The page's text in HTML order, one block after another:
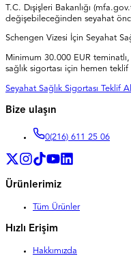
T.C. Dışişleri Bakanlığı
değişebileceğinden seyahat
Schengen Vizesi İçin Seyahat
Minimum 30.000 EUR
sağlık sigortası için hemen teklif
Seyahat Sağlık Sigortası Teklif Al
Bize ulaşın
0(216) 611 25 06
Ürünlerimiz
Tüm Ürünler
Hızlı Erişim
Hakkımızda